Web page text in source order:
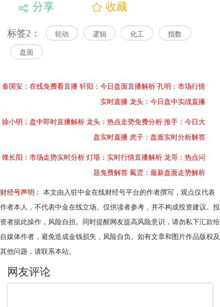
分享 收藏
标签2： 轮动 逻辑 化工 指数
盘面
秦国安：在线免费看直播 轩阳：今日盘面直播解析 孔明：市场行情
实时直播 龙头：今日盘中实战直播
徐小明：盘中即时直播解析 龙头：热点走势免费分析 推手：今日大
盘实时直播 虎子：盘面实时分析解答
锋长阳：市场走势实时分析 灯塔：实时行情直播解析 龙哥：热点问
题免费解答 風雲：最新盘面走势解析
财经号声明：
本文由入驻中金在线财经号平台的作者撰写，观点仅代表
作者本人，不代表中金在线立场。仅供读者参考，并不构成投资建议。投
资者据此操作，风险自担。同时提醒网友提高风险意识，请勿私下汇款给
自媒体作者，避免造成金钱损失，风险自负。如有文章和图片作品版权及
其他问题，请联系本站。